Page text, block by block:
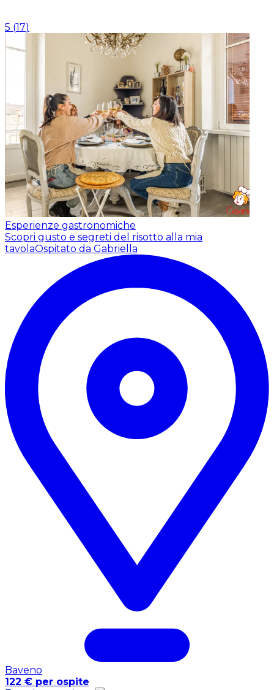
5 (17)
Esperienze gastronomiche
Scopri gusto e segreti del risotto alla mia
tavolaOspitato da Gabriella
Baveno
122 € per ospite